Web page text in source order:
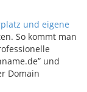
und eigene
So kommt man
und
Domain